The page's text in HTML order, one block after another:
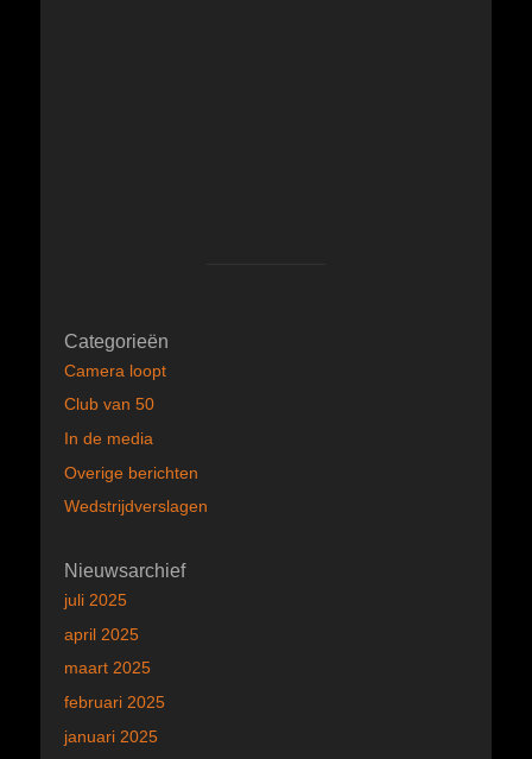
Categorieën
Camera loopt
Club van 50
In de media
Overige berichten
Wedstrijdverslagen
Nieuwsarchief
juli 2025
april 2025
maart 2025
februari 2025
januari 2025